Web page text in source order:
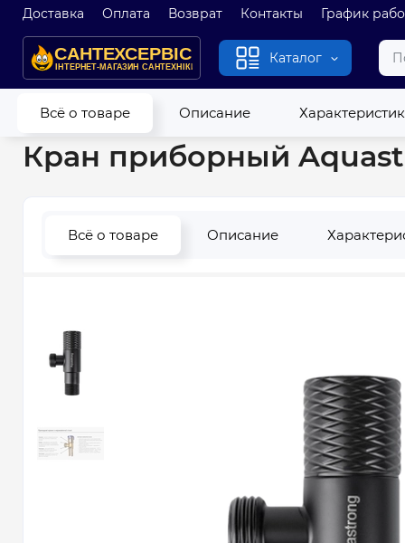
Доставка Оплата Возврат Контакты График
Каталог
Всё о товаре Описание
Главная Водопровод Запорная арматура Приборные
Кран приборный
Всё о товаре Описание